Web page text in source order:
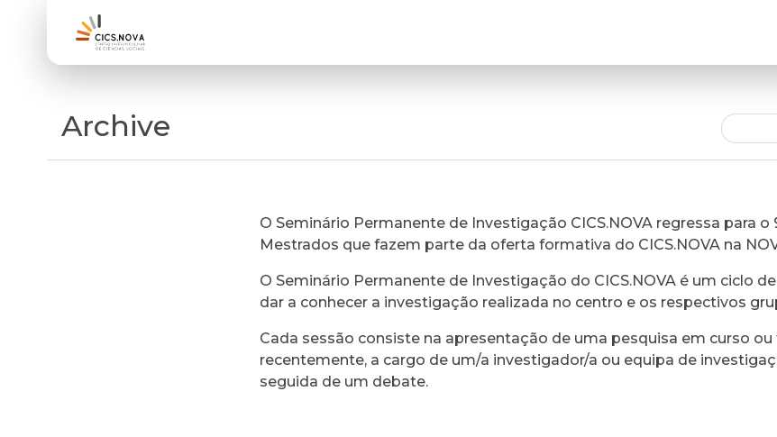
Archive
O Seminário Permanente de Investigação CICS.NOVA regressa para o
Mestrados que fazem parte da oferta formativa do CICS.NOVA na
O Seminário Permanente de Investigação do CICS.NOVA é um ciclo
dar a conhecer a investigação realizada no centro e os respectivos
Cada sessão consiste na apresentação de uma pesquisa em curso
recentemente, a cargo de um/a investigador/a ou equipa de
seguida de um debate.